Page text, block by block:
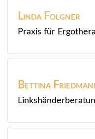
Linda Folgner
Praxis für
Bettina